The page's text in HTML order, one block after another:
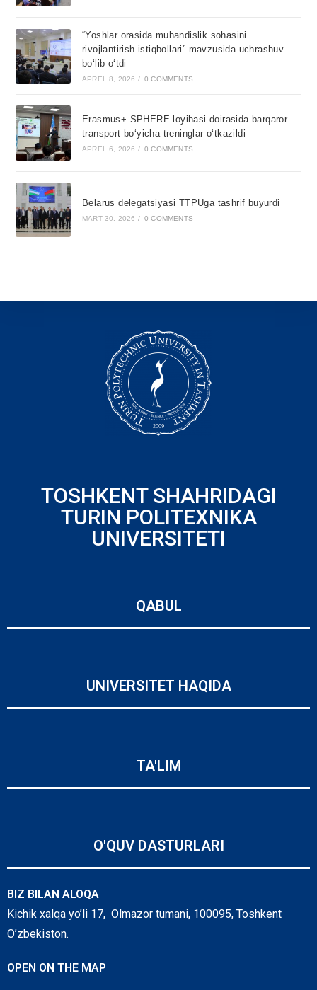
“Yoshlar orasida muhandislik sohasini
rivojlantirish istiqbollari” mavzusida uchrashuv
bo‘lib o‘tdi
APREL 8, 2026 / 0 COMMENTS
Erasmus+ SPHERE loyihasi doirasida barqaror
transport bo‘yicha treninglar o‘tkazildi
APREL 6, 2026 / 0 COMMENTS
Belarus delegatsiyasi TTPUga tashrif buyurdi
MART 30, 2026 / 0 COMMENTS
TOSHKENT SHAHRIDAGI
TURIN POLITEXNIKA
UNIVERSITETI
QABUL
UNIVERSITET HAQIDA
TA'LIM
O'QUV DASTURLARI
BIZ BILAN ALOQA
Kichik xalqa yo’li 17, Olmazor tumani, 100095, Toshkent
O’zbekiston.
OPEN ON THE MAP